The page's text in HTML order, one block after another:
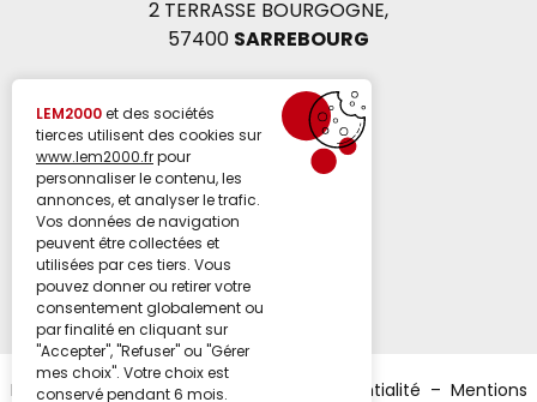
a
2 TERRASSE BOURGOGNE,
57400 SARREBOURG
Voir l'itinéraire
03 87 03 14 12
Nous contacter
Politique de cookies–Politique de confidentialité – Mentions
LEM2000et des sociétés
tierces utilisent des cookies sur
www.lem2000.frpour
personnaliser le contenu, les
annonces, et analyser le trafic.
Vos données de navigation
peuvent être collectées et
utilisées par ces tiers. Vous
pouvez donner ou retirer votre
consentement globalement ou
par finalité en cliquant sur
"Accepter", "Refuser" ou "Gérer
mes choix". Votre choix est
conservé pendant 6 mois.